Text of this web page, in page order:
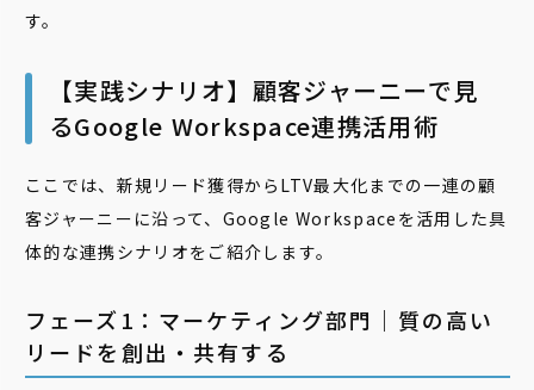
す。
【実践シナリオ】顧客ジャーニーで見
るGoogle Workspace連携活用術
ここでは、新規リード獲得からLTV最大化までの一連の顧
客ジャーニーに沿って、Google Workspaceを活用した具
体的な連携シナリオをご紹介します。
フェーズ1：マーケティング部門｜質の高い
リードを創出・共有する